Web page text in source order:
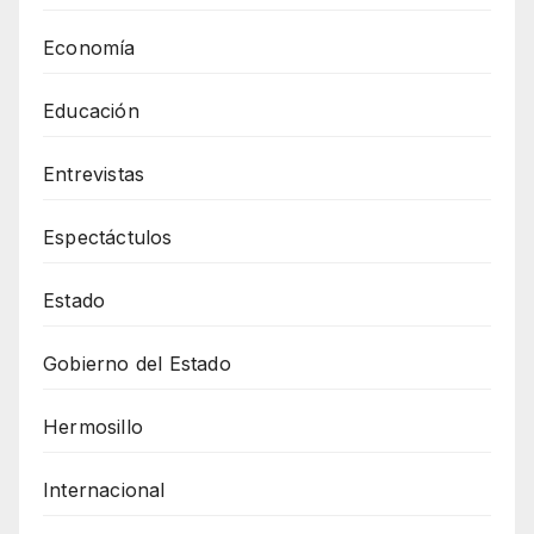
Economía
Educación
Entrevistas
Espectáctulos
Estado
Gobierno del Estado
Hermosillo
Internacional